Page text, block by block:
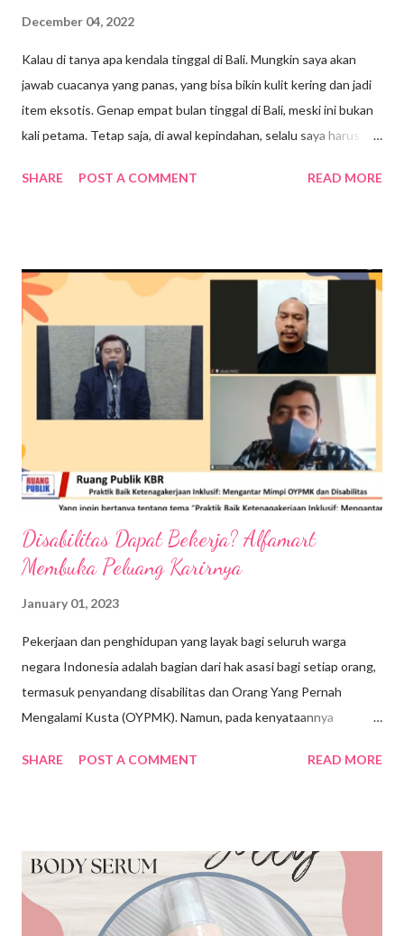
December 04, 2022
Kalau di tanya apa kendala tinggal di Bali. Mungkin saya akan
jawab cuacanya yang panas, yang bisa bikin kulit kering dan jadi
item eksotis. Genap empat bulan tinggal di Bali, meski ini bukan
kali petama. Tetap saja, di awal kepindahan, selalu saya harus
tinggal di Ubud yang suasana dan cuacanya masih terasa sejuk.
pindah ke Bali, hal penting yang menjadi perhatian saya adalah
kesehatan kulit. Ya itu tadi, alasan karena cuaca di Bali yang
puanasnya pol. Sementara kalau lagi musim penghujan, di Ubud
udaranya cukup dingin banget. Cuaca hot & cold, worry banget
ke kondisi kulit saya jadi terasa kering, kusam dan juga cepat
hitam. Jadi, andalan saya supaya kesehatan kulit bisa tetap
terjaga, caranya ya mau tidak mau harus rutin pakai body loti...
SHARE POST A COMMENT READ MORE
Disabilitas Dapat Bekerja? Alfamart
Membuka Peluang Karirnya
January 01, 2023
Pekerjaan dan penghidupan yang layak bagi seluruh warga
negara Indonesia adalah bagian dari hak asasi bagi setiap orang,
termasuk penyandang disabilitas dan Orang Yang Pernah
Mengalami Kusta (OYPMK). Namun, pada kenyataannya
yang setara dalam mengakses pekerjaan. Permasalahannya
penyandang disabilitas dengan masyarakat non disabilitas untuk
mendapatkan pekerjaan. Padahal berbicara mengenai
aksesibilitas dan kesetaraan peluang bagi penyandang
SHARE POST A COMMENT READ MORE